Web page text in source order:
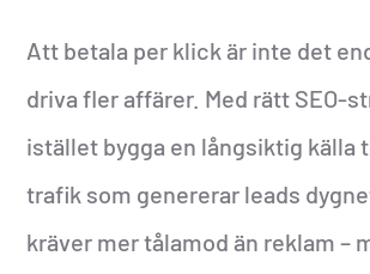
Att betala per klick är inte det
driva fler affärer. Med rätt SEO-
istället bygga en långsiktig källa
trafik som genererar leads
kräver mer tålamod än reklam –